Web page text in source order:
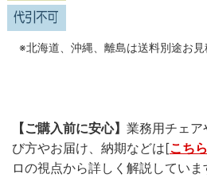
※北海道、沖縄、離島は送料別途お見
【ご購入前に安心】 業務用チェ
び方やお届け、納期などは[こち
ロの視点から詳しく解説していま